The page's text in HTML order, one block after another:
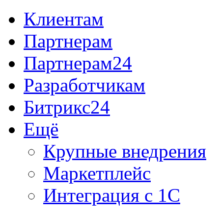
Клиентам
Партнерам
Партнерам24
Разработчикам
Битрикс24
Ещё
Крупные внедрения
Маркетплейс
Интеграция с 1С